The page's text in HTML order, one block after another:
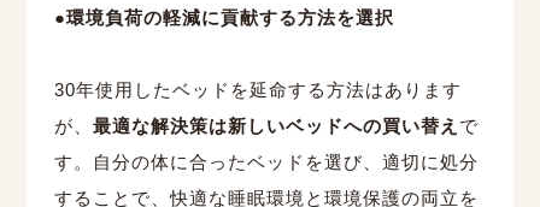
●環境負荷の軽減に貢献する方法を選択
30年使用したベッドを延命する方法はあります
が、 最適な解決策は新しいベッドへの買い替え で
す。自分の体に合ったベッドを選び、適切に処分
することで、快適な睡眠環境と環境保護の両立を